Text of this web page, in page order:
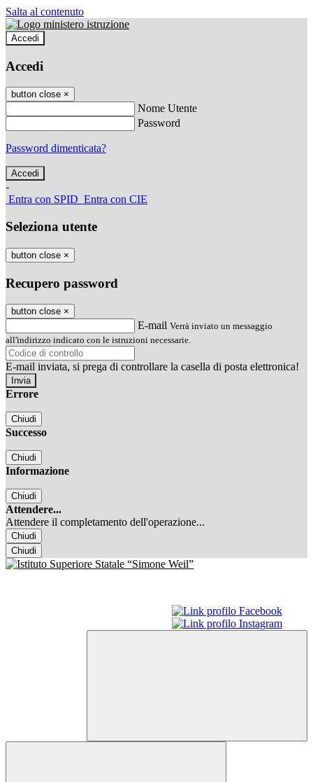
Salta al contenuto
Accedi
Accedi
button close ×
Nome Utente
Password
Password dimenticata?
-
Entra con SPID Entra con CIE
Seleziona utente
button close ×
Recupero password
button close ×
E-mail Verrà inviato un messaggio
all'indirizzo indicato con le istruzioni necessarie.
E-mail inviata, si prega di controllare la casella di posta elettronica!
Errore
Chiudi
Successo
Chiudi
Informazione
Chiudi
Attendere...
Attendere il completamento dell'operazione...
Chiudi
Chiudi